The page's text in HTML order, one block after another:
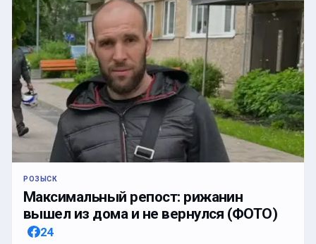
РОЗЫСК
Максимальный репост: рижанин
вышел из дома и не вернулся (ФОТО)
24